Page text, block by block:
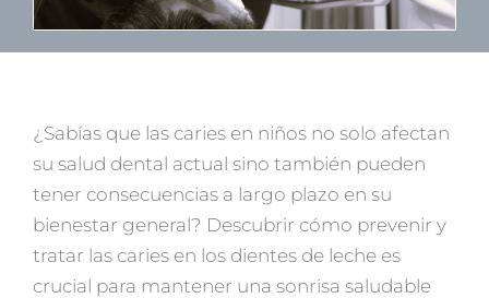
¿Sabías que las caries en niños no solo afectan
su salud dental actual sino también pueden
tener consecuencias a largo plazo en su
bienestar general? Descubrir cómo prevenir y
tratar las caries en los dientes de leche es
crucial para mantener una sonrisa saludable